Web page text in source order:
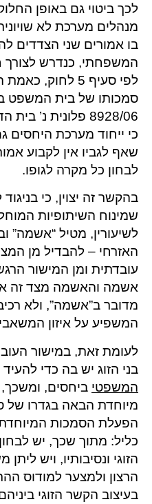
לכך ביטוי גם באופן
מנהלים מערכת לא
בו אמורים שני הצדדים
המשפחתי, כנדרש
לפי סעיף 5
סמכותו של בית המשפט
8928/06 פלונית נ’
כי ייחוד מערכת היחסים
שאף לגביו אין לקבוע
לבחון כל מקרה לגופו.
בהקשר זה יצוין, כי
שמינוח השיתופיות
לשיעורין, מטיל “אשמה”
האזרחי – להבדיל מן
עובדתית ומן המישור
אשמה והאשמה מצד זה או
מדובר ב”אשמה”, ולא
המשפיע על איזון
לעומת זאת, במישור
בני הזוג יש בה כדי
המשפטי ביחסים,
הפעלת הסמכות המיוחדת
כליל: מתוך שכך, יש
הזוגי ונסיבותיו, ויש
הרצון ולמצער למודוס
בעיצוב הקשר הזוגי